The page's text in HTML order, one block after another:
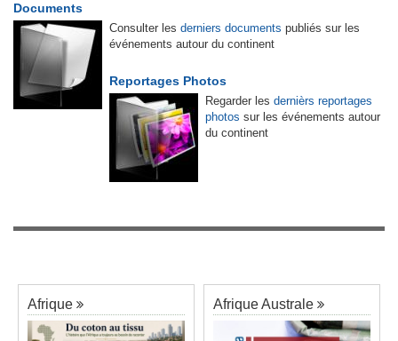
Documents
Consulter les derniers documents publiés sur les
événements autour du continent
Reportages Photos
Regarder les dernièrs reportages
photos sur les événements autour
du continent
Afrique Afrique Australe